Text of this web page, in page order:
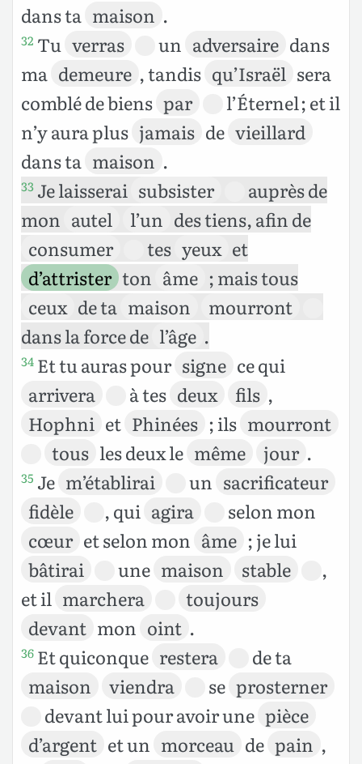
dans ta maison .
32 Tu verras un adversaire dans
ma demeure , tandis qu’Israël sera
comblé de biens par
l’Éternel ; et il
n’y aura plus jamais de vieillard
dans ta maison .
33 Je laisserai subsister
auprès de
mon autel l’un des tiens, afin de
consumer
tes yeux et
d’attrister ton âme ; mais tous
ceux de ta maison
mourront
dans la force de l’âge .
34 Et tu auras pour signe ce qui
arrivera
à tes deux fils ,
Hophni et Phinées ; ils mourront
tous les deux le même jour .
35 Je m’établirai un sacrificateur
fidèle
, qui agira
selon mon
cœur et selon mon âme ; je lui
bâtirai
une maison stable
,
et il marchera
toujours
devant mon oint .
36 Et quiconque restera
de ta
maison
viendra se prosterner
devant lui pour avoir une pièce
d’argent et un morceau de pain ,